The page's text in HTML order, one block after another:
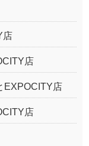
店
店
EXPOCITY店
店